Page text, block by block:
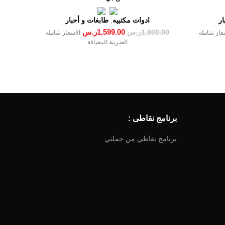
شاملة
ادوات مكتبيه,طابغات و أحبار
1,800.00ر.س 1,599.00ر.س
الاسعار شاملة
الضريبة المضافة
برنامج نقاطى :
برنامج نقاطي من جملتي